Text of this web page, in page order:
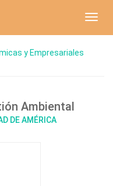
y Empresariales
Ambiental
DE AMÉRICA